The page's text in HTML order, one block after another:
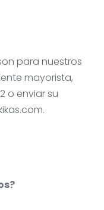
para nuestros
mayorista,
o enviar su
.